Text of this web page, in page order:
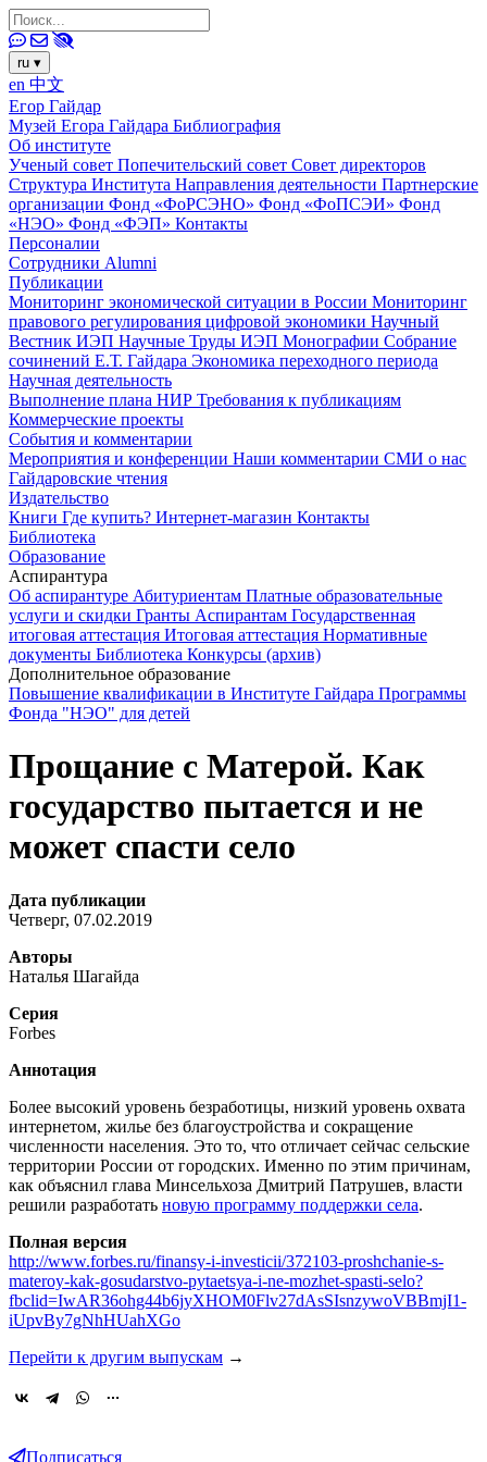
ru ▾
en 中文
Егор Гайдар
Музей Егора Гайдара Библиография
Об институте
Ученый совет Попечительский совет Совет директоров
Структура Института Направления деятельности Партнерские
организации Фонд «ФоРСЭНО» Фонд «ФоПСЭИ» Фонд
«НЭО» Фонд «ФЭП» Контакты
Персоналии
Сотрудники Alumni
Публикации
Мониторинг экономической ситуации в России Мониторинг
правового регулирования цифровой экономики Научный
Вестник ИЭП Научные Труды ИЭП Монографии Собрание
сочинений Е.Т. Гайдара Экономика переходного периода
Научная деятельность
Выполнение плана НИР Требования к публикациям
Коммерческие проекты
События и комментарии
Мероприятия и конференции Наши комментарии СМИ о нас
Гайдаровские чтения
Издательство
Книги Где купить? Интернет-магазин Контакты
Библиотека
Образование
Аспирантура
Об аспирантуре Абитуриентам Платные образовательные
услуги и скидки Гранты Аспирантам Государственная
итоговая аттестация Итоговая аттестация Нормативные
документы Библиотека Конкурсы (архив)
Дополнительное образование
Повышение квалификации в Институте Гайдара Программы
Фонда "НЭО" для детей
Прощание с Матерой. Как
государство пытается и не
может спасти село
Дата публикации
Четверг, 07.02.2019
Авторы
Наталья Шагайда
Серия
Forbes
Аннотация
Более высокий уровень безработицы, низкий уровень охвата
интернетом, жилье без благоустройства и сокращение
численности населения. Это то, что отличает сейчас сельские
территории России от городских. Именно по этим причинам,
как объяснил глава Минсельхоза Дмитрий Патрушев, власти
решили разработать новую программу поддержки села.
Полная версия
http://www.forbes.ru/finansy-i-investicii/372103-proshchanie-s-
materoy-kak-gosudarstvo-pytaetsya-i-ne-mozhet-spasti-selo?
fbclid=IwAR36ohg44b6jyXHOM0Flv27dAsSIsnzywoVBBmjI1-
iUpvBy7gNhHUahXGo
Перейти к другим выпускам →
Подписаться